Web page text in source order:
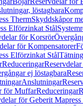
löstagbara
ThermSkyddskåpor
Elförzinkat Stål
för Korsrör
för Kompensatorer
Elförzinkat Stål
Reduceringar
ej löstagbara
Anslutningar
för MuffarReduceringar
för Geberit